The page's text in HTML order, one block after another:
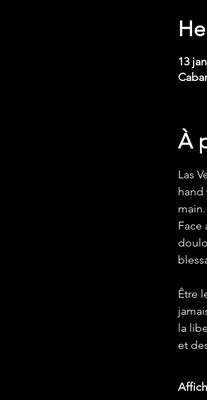
13
À
Las
hand
main.
Face
Être
la
et